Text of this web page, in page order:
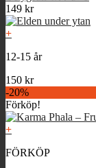
149 kr
+
12-15 år
150 kr
-20%
Förköp!
+
FÖRKÖP